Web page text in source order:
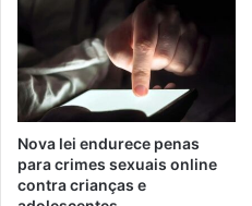
Nova lei endurece penas
para crimes sexuais online
contra crianças e